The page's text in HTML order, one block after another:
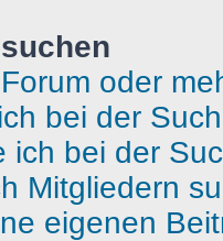
oder
bei der
ich bei der
Mitgliedern
eigenen